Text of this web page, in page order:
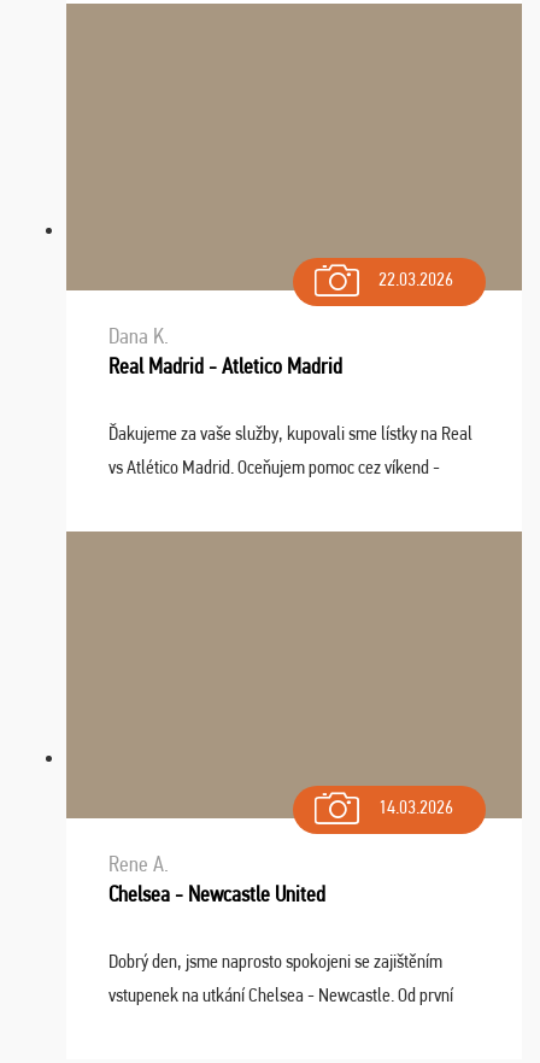
22.03.2026
Dana K.
Real Madrid - Atletico Madrid
Ďakujeme za vaše služby, kupovali sme lístky na Real
vs Atlético Madrid. Oceňujem pomoc cez víkend -
spokojnosti. Sedenie bolo dobré, štadión Barnabéu ...
14.03.2026
Rene A.
Chelsea - Newcastle United
Dobrý den, jsme naprosto spokojeni se zajištěním
vstupenek na utkání Chelsea - Newcastle. Od první